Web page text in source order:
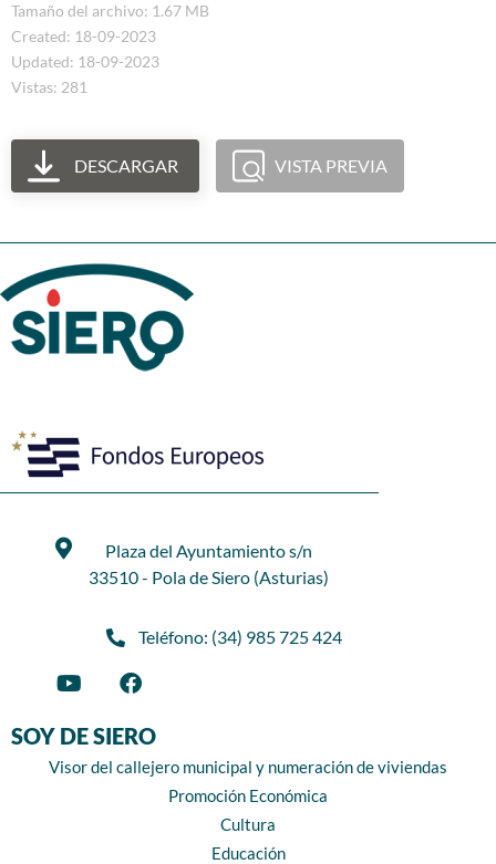
Tamaño del archivo: 1.67 MB
Created: 18-09-2023
Updated: 18-09-2023
Vistas: 281
DESCARGAR VISTA PREVIA
Plaza del Ayuntamiento s/n
33510 - Pola de Siero (Asturias)
Teléfono: (34) 985 725 424
SOY DE SIERO
Visor del callejero municipal y numeración de viviendas
Promoción Económica
Cultura
Educación